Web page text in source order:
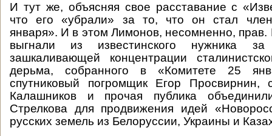
И тут же, объясняя свое расставание с
что его «убрали» за то, что он стал
января». И в этом Лимонов, несомненно, прав.
выгнали из известинского нужника за
зашкаливающей концентрации
дерьма, собранного в «Комитете 25
спутниковый погромщик Егор Просвирнин,
Калашников и прочая публика
Стрелкова для продвижения идей
русских земель из Белоруссии, Украины и